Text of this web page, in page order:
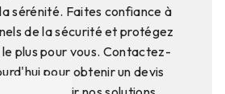
sérénité. Faites confiance à
de la sécurité et protégez
plus pour vous. Contactez-
pour obtenir un devis